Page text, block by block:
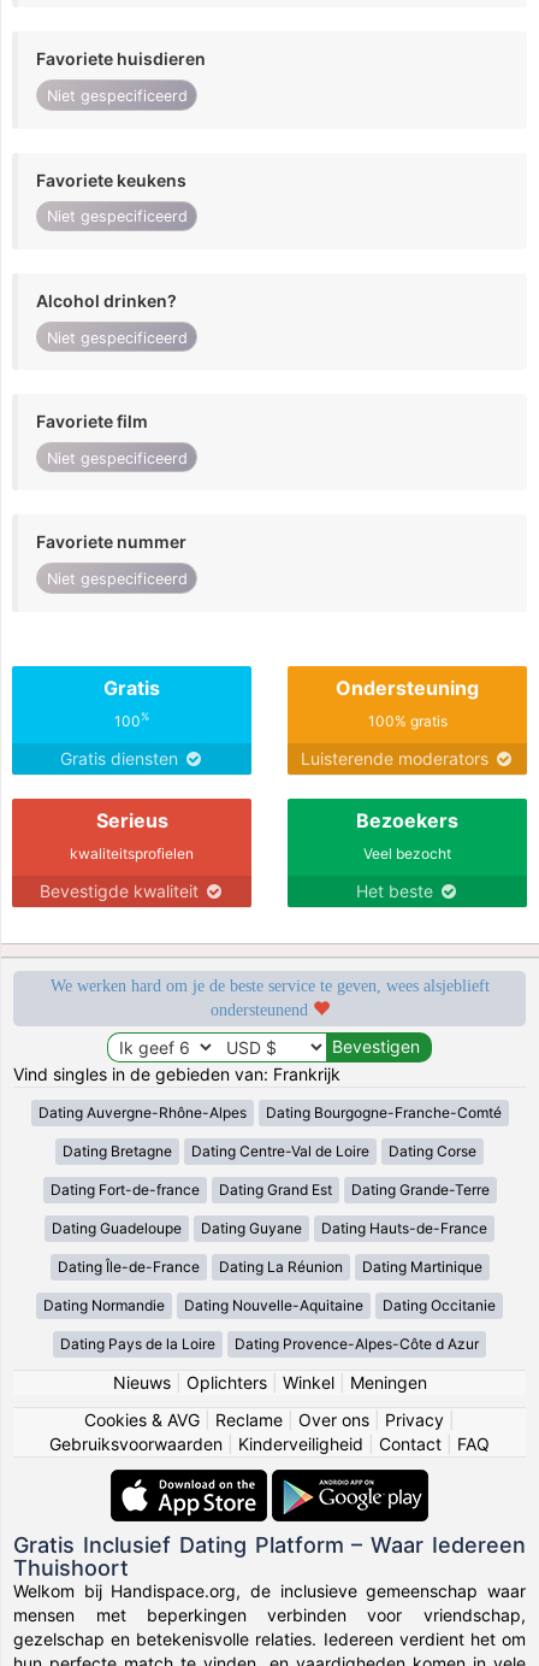
Favoriete huisdieren
Niet gespecificeerd
Favoriete keukens
Niet gespecificeerd
Alcohol drinken?
Niet gespecificeerd
Favoriete film
Niet gespecificeerd
Favoriete nummer
Niet gespecificeerd
Gratis
100%
Gratis diensten
Ondersteuning
100% gratis
Luisterende moderators
Serieus
kwaliteitsprofielen
Bevestigde kwaliteit
Bezoekers
Veel bezocht
Het beste
We werken hard om je de beste service te geven, wees alsjeblieft
ondersteunend
Vind singles in de gebieden van: Frankrijk
Dating Auvergne-Rhône-Alpes Dating Bourgogne-Franche-Comté
Dating Bretagne Dating Centre-Val de Loire Dating Corse
Dating Fort-de-france Dating Grand Est Dating Grande-Terre
Dating Guadeloupe Dating Guyane Dating Hauts-de-France
Dating Île-de-France Dating La Réunion Dating Martinique
Dating Normandie Dating Nouvelle-Aquitaine Dating Occitanie
Dating Pays de la Loire Dating Provence-Alpes-Côte d Azur
Nieuws| Oplichters| Winkel| Meningen
Cookies & AVG
Reclame Over ons Privacy
Gebruiksvoorwaarden
Kinderveiligheid Contact FAQ
Gratis Inclusief Dating Platform – Waar Iedereen
Thuishoort
Welkom bij Handispace.org, de inclusieve gemeenschap waar
mensen met beperkingen verbinden voor vriendschap,
gezelschap en betekenisvolle relaties. Iedereen verdient het om